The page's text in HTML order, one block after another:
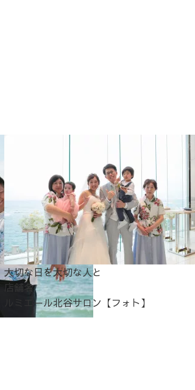
大切な日を大切な人と
店舗名
ルミエール北谷サロン【フォト】